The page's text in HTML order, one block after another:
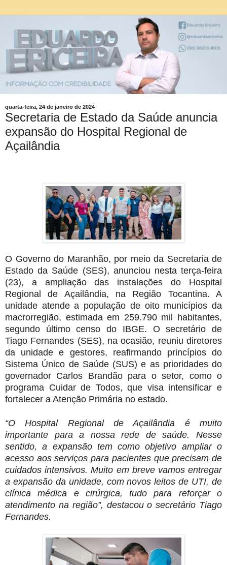
quarta-feira, 24 de janeiro de 2024
Secretaria de Estado da Saúde anuncia
expansão do Hospital Regional de
Açailândia
O Governo do Maranhão, por meio da Secretaria de
Estado da Saúde (SES), anunciou nesta terça-feira
(23), a ampliação das instalações do Hospital
Regional de Açailândia, na Região Tocantina. A
unidade atende a população de oito municípios da
macrorregião, estimada em 259.790 mil habitantes,
segundo último censo do IBGE. O secretário de
Tiago Fernandes (SES), na ocasião, reuniu diretores
da unidade e gestores, reafirmando princípios do
Sistema Único de Saúde (SUS) e as prioridades do
governador Carlos Brandão para o setor, como o
programa Cuidar de Todos, que visa intensificar e
fortalecer a Atenção Primária no estado.
“O Hospital Regional de Açailândia é muito
importante para a nossa rede de saúde. Nesse
sentido, a expansão tem como objetivo ampliar o
acesso aos serviços para pacientes que precisam de
cuidados intensivos. Muito em breve vamos entregar
a expansão da unidade, com novos leitos de UTI, de
clínica médica e cirúrgica, tudo para reforçar o
atendimento na região”, destacou o secretário Tiago
Fernandes.